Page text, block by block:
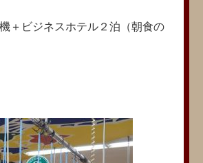
＋ビジネスホテル２泊（朝食の